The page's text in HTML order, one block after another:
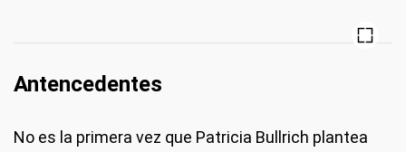
Antencedentes
No es la primera vez que Patricia Bullrich plantea